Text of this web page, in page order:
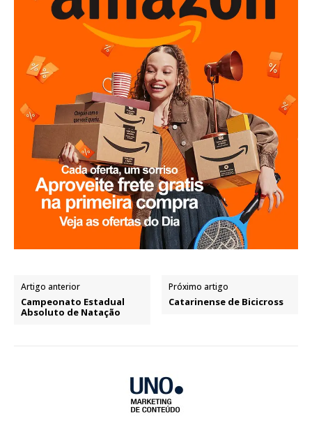
Artigo anterior
Campeonato Estadual
Absoluto de Natação
Próximo artigo
Catarinense de Bicicross